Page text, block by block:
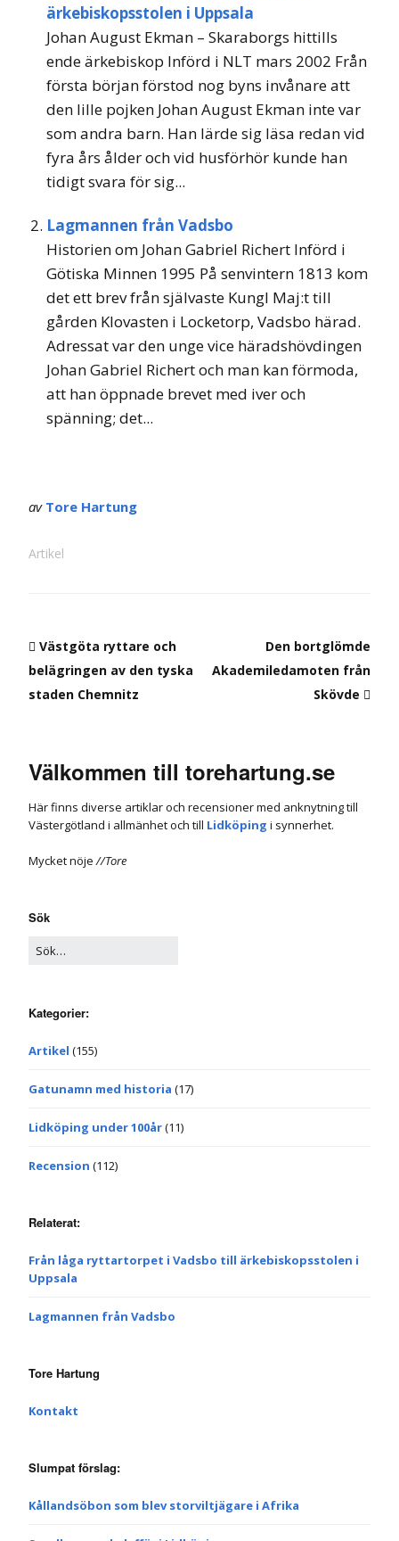
ärkebiskopsstolen i Uppsala
Johan August Ekman – Skaraborgs hittills
ende ärkebiskop Införd i NLT mars 2002 Från
första början förstod nog byns invånare att
den lille pojken Johan August Ekman inte var
som andra barn. Han lärde sig läsa redan vid
fyra års ålder och vid husförhör kunde han
tidigt svara för sig...
Lagmannen från Vadsbo
Historien om Johan Gabriel Richert Införd i
Götiska Minnen 1995 På senvintern 1813 kom
det ett brev från självaste Kungl Maj:t till
gården Klovasten i Locketorp, Vadsbo härad.
Adressat var den unge vice häradshövdingen
Johan Gabriel Richert och man kan förmoda,
att han öppnade brevet med iver och
spänning; det...
av Tore Hartung
Artikel
Västgöta ryttare och
belägringen av den tyska
staden Chemnitz
Den bortglömde
Akademiledamoten från
Skövde
Välkommen till torehartung.se
Här finns diverse artiklar och recensioner med anknytning till
Västergötland i allmänhet och till Lidköping i synnerhet.
Mycket nöje//Tore
Sök
Kategorier:
Artikel (155)
Gatunamn med historia (17)
Lidköping under 100år(11)
Recension (112)
Relaterat:
Från låga ryttartorpet i Vadsbo till ärkebiskopsstolen i
Uppsala
Lagmannen från Vadsbo
Tore Hartung
Kontakt
Slumpat förslag:
Kållandsöbon som blev storviltjägare i Afrika